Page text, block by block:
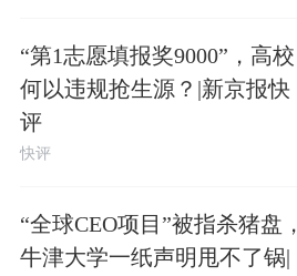
“第1志愿填报奖9000”，高校
何以违规抢生源？|新京报快
评
快评
“全球CEO项目”被指杀猪盘，
牛津大学一纸声明甩不了锅|